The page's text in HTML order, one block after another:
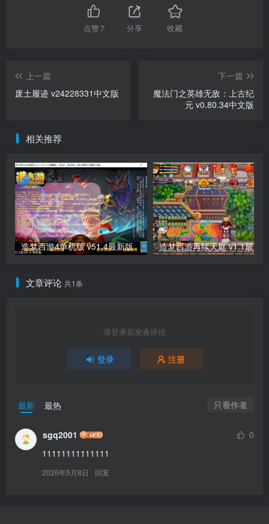
点赞7 分享 收藏
上一篇
废土履迹 v24228331中文版
下一篇
魔法门之英雄无敌：上古纪
元 v0.80.34中文版
相关推荐
造梦西游4单机版 v51.4最新版 造梦西游再续天庭 v1.1最新
文章评论 共1条
请登录后发表评论
登录 注册
最新 最热 只看作者
sgq2001
0
11111111111111
2026年5月8日 回复